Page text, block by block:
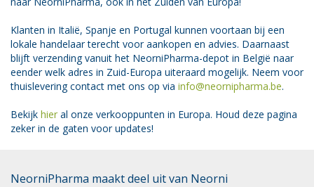
Klanten in Italië, Spanje en Portugal kunnen voortaan bij een
lokale handelaar terecht voor aankopen en advies. Daarnaast
blijft verzending vanuit het NeorniPharma-depot in België naar
eender welk adres in Zuid-Europa uiteraard mogelijk. Neem voor
thuislevering contact met ons op via info@neornipharma.be.
Bekijk hier al onze verkooppunten in Europa. Houd deze pagina
zeker in de gaten voor updates!
NeorniPharma maakt deel uit van Neorni